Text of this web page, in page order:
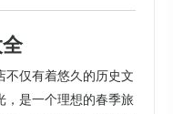
不仅有着悠久的历史文
，是一个理想的春季旅